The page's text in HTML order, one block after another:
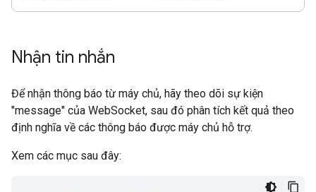
Nhận tin nhắn
Để nhận thông báo từ máy chủ, hãy theo dõi sự kiện
"message" của WebSocket, sau đó phân tích kết quả theo
định nghĩa về các thông báo được máy chủ hỗ trợ.
Xem các mục sau đây: